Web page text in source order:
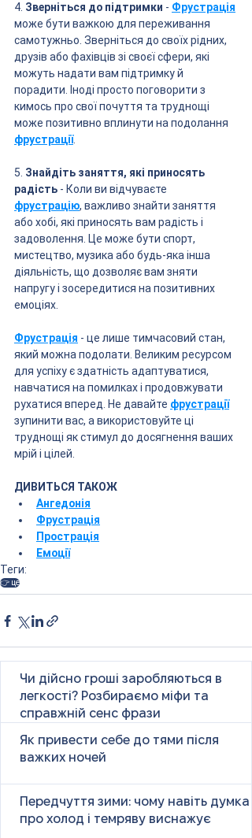
4. Зверніться до підтримки - Фрустрація
може бути важкою для переживання
самотужньо. Зверніться до своїх рідних,
друзів або фахівців зі своєї сфери, які
можуть надати вам підтримку й
порадити. Іноді просто поговорити з
кимось про свої почуття та труднощі
може позитивно вплинути на подолання
фрустрації.
5. Знайдіть заняття, які приносять
радість - Коли ви відчуваєте
фрустрацію, важливо знайти заняття
або хобі, які приносять вам радість і
задоволення. Це може бути спорт,
мистецтво, музика або будь-яка інша
діяльність, що дозволяє вам зняти
напругу і зосередитися на позитивних
емоціях.
Фрустрація - це лише тимчасовий стан,
який можна подолати. Великим ресурсом
для успіху є здатність адаптуватися,
навчатися на помилках і продовжувати
рухатися вперед. Не давайте фрустрації
зупинити вас, а використовуйте ці
труднощі як стимул до досягнення ваших
мрій і цілей.
ДИВИТЬСЯ ТАКОЖ
Ангедонія
Фрустрація
Прострація
Емоції
Теги:
👉 це
Чи дійсно гроші заробляються в
легкості? Розбираємо міфи та
справжній сенс фрази
Як привести себе до тями після
важких ночей
Передчуття зими: чому навіть думка
про холод і темряву виснажує